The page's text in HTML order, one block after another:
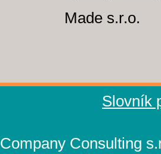
Made s.r.o.
Slovník
Company Consulting